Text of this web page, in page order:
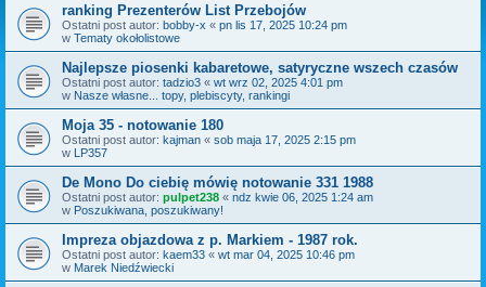
ranking Prezenterów List Przebojów
Ostatni post autor: bobby-x « pn lis 17, 2025 10:24 pm
w Tematy okołolistowe
Najlepsze piosenki kabaretowe, satyryczne wszech czasów
Ostatni post autor: tadzio3 « wt wrz 02, 2025 4:01 pm
w Nasze własne... topy, plebiscyty, rankingi
Moja 35 - notowanie 180
Ostatni post autor: kajman « sob maja 17, 2025 2:15 pm
w LP357
De Mono Do ciebię mówię notowanie 331 1988
Ostatni post autor: pulpet238 « ndz kwie 06, 2025 1:24 am
w Poszukiwana, poszukiwany!
Impreza objazdowa z p. Markiem - 1987 rok.
Ostatni post autor: kaem33 « wt mar 04, 2025 10:46 pm
w Marek Niedźwiecki